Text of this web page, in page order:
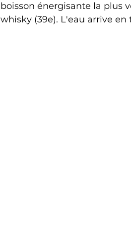
boisson énergisante la plus
whisky (39e). L'eau arrive